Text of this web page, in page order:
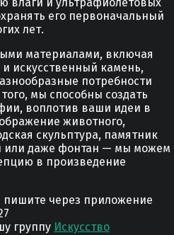
его первоначальный
лет.
материалами, включая
искусственный камень,
потребности
мы способны создать
воплотив ваши идеи в
животного,
скульптура, памятник
или даже фонтан — мы можем
в произведение
пишите через приложение
группу Искусство